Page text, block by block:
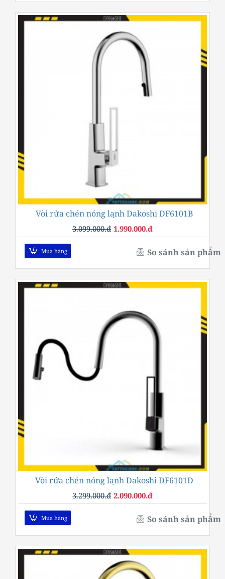
Vòi rửa chén nóng lạnh Dakoshi DF6101B
1.990.000.đ
3.099.000.đ
Mua hàng So sánh sản phẩm
Vòi rửa chén nóng lạnh Dakoshi DF6101D
2.090.000.đ
3.299.000.đ
Mua hàng So sánh sản phẩm